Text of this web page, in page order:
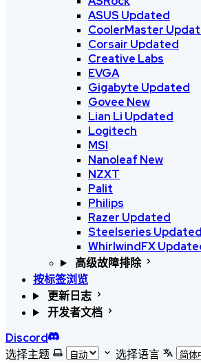
ASUS Updated
CoolerMaster
Corsair Updated
Creative Labs
EVGA
Gigabyte Updated
Govee New
Lian Li Updated
Logitech
MSI
Nanoleaf New
NZXT
Palit
Philips
Razer Updated
Steelseries Updated
WhirlwindFX
高级故障排除
按标签浏览
更新日志
开发者文档
Discord
选择主题
选择语言